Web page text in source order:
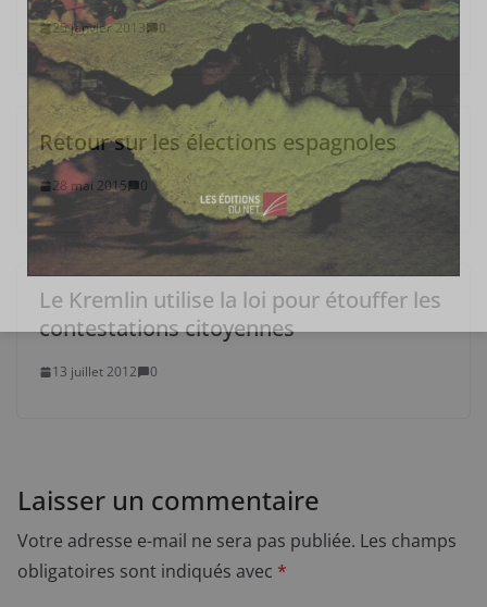
25 janvier 2013 0
Retour sur les élections espagnoles
28 mai 2015 0
Le Kremlin utilise la loi pour étouffer les
contestations citoyennes
13 juillet 2012 0
Laisser un commentaire
Votre adresse e-mail ne sera pas publiée. Les champs
obligatoires sont indiqués avec *